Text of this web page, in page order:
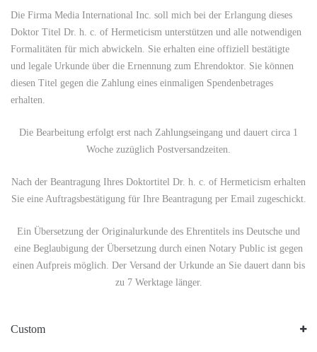
Die Firma Media International Inc. soll mich bei der Erlangung dieses
Doktor Titel Dr. h. c. of Hermeticism unterstützen und alle notwendigen
Formalitäten für mich abwickeln. Sie erhalten eine offiziell bestätigte
und legale Urkunde über die Ernennung zum Ehrendoktor. Sie können
diesen Titel gegen die Zahlung eines einmaligen Spendenbetrages
erhalten.
Die Bearbeitung erfolgt erst nach Zahlungseingang und dauert circa 1
Woche zuzüglich Postversandzeiten.
Nach der Beantragung Ihres Doktortitel Dr. h. c. of Hermeticism erhalten
Sie eine Auftragsbestätigung für Ihre Beantragung per Email zugeschickt.
Ein Übersetzung der Originalurkunde des Ehrentitels ins Deutsche und
eine Beglaubigung der Übersetzung durch einen Notary Public ist gegen
einen Aufpreis möglich. Der Versand der Urkunde an Sie dauert dann bis
zu 7 Werktage länger.
Custom